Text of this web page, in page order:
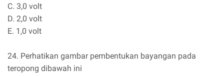
C. 3,0 volt
D. 2,0 volt
E. 1,0 volt
24. Perhatikan gambar pembentukan bayangan pada
teropong dibawah ini